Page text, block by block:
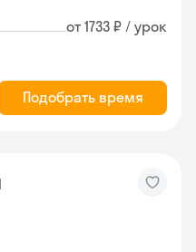
от 1733 ₽ / урок
Подобрать время